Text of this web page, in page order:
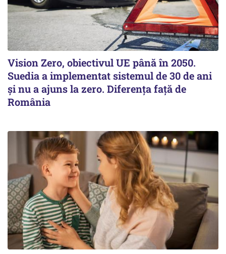
Vision Zero, obiectivul UE până în 2050.
Suedia a implementat sistemul de 30 de ani
şi nu a ajuns la zero. Diferenţa faţă de
România